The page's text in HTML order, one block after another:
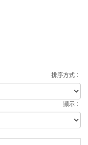
排序方式：
顯示：